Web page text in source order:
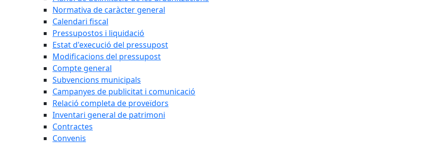
Normativa de caràcter general
Calendari fiscal
Pressupostos i liquidació
Estat d'execució del pressupost
Modificacions del pressupost
Compte general
Subvencions municipals
Campanyes de publicitat i comunicació
Relació completa de proveïdors
Inventari general de patrimoni
Contractes
Convenis